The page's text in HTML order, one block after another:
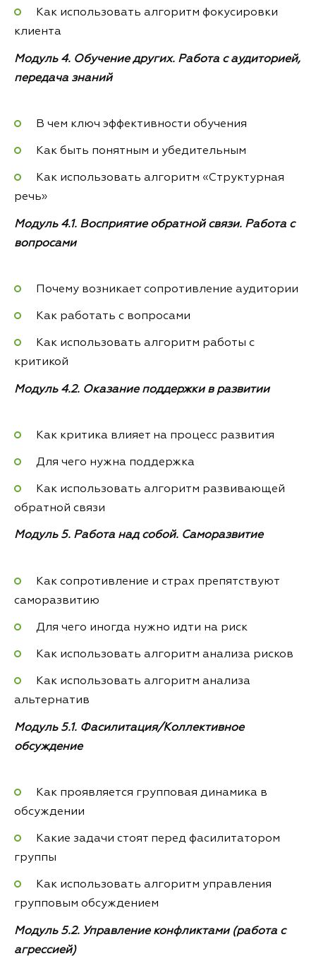
Как использовать алгоритм фокусировки
клиента
Модуль 4. Обучение других. Работа с аудиторией,
передача знаний
В чем ключ эффективности обучения
Как быть понятным и убедительным
Как использовать алгоритм «Структурная
речь»
Модуль 4.1. Восприятие обратной связи. Работа с
вопросами
Почему возникает сопротивление аудитории
Как работать с вопросами
Как использовать алгоритм работы с
критикой
Модуль 4.2. Оказание поддержки в развитии
Как критика влияет на процесс развития
Для чего нужна поддержка
Как использовать алгоритм развивающей
обратной связи
Модуль 5. Работа над собой. Саморазвитие
Как сопротивление и страх препятствуют
саморазвитию
Для чего иногда нужно идти на риск
Как использовать алгоритм анализа рисков
Как использовать алгоритм анализа
альтернатив
Модуль 5.1. Фасилитация/Коллективное
обсуждение
Как проявляется групповая динамика в
обсуждении
Какие задачи стоят перед фасилитатором
группы
Как использовать алгоритм управления
групповым обсуждением
Модуль 5.2. Управление конфликтами (работа с
агрессией)